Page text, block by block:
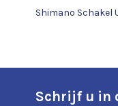
Shimano Schakel
Schrijf u in